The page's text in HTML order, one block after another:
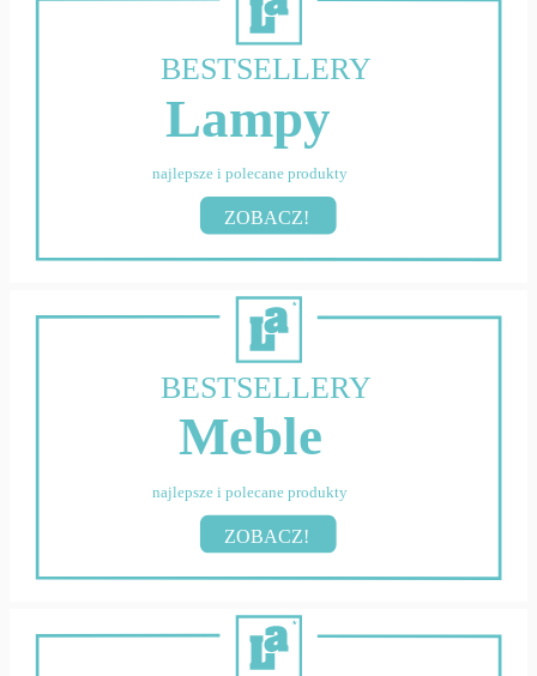
BESTSELLERY
Lampy
najlepsze i polecane produkty
ZOBACZ!
BESTSELLERY
Meble
najlepsze i polecane produkty
ZOBACZ!